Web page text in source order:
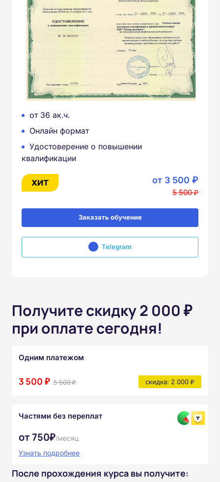
от 36 ак.ч.
Онлайн формат
Удостоверение о повышении
квалификации
от 3 500 ₽
5 500 ₽
Заказать обучение
Telegram
Получите скидку 2 000 ₽
при оплате сегодня!
Одним платежом
3 500 ₽ 5 500 ₽ скидка: 2 000 ₽
Частями без переплат
от 750₽/месяц
Узнать подробнее
После прохождения курса вы получите: